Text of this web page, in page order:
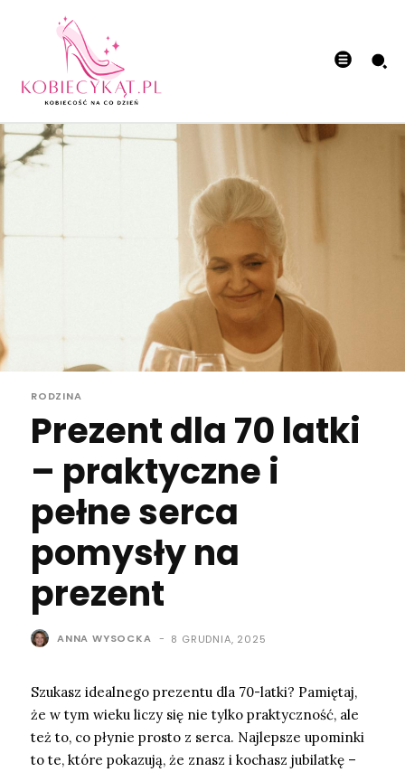
RODZINA
Prezent dla 70 latki
– praktyczne i
pełne serca
pomysły na
prezent
ANNA WYSOCKA - 8 GRUDNIA, 2025
Szukasz idealnego prezentu dla 70-latki? Pamiętaj,
że w tym wieku liczy się nie tylko praktyczność, ale
też to, co płynie prosto z serca. Najlepsze upominki
to te, które pokazują, że znasz i kochasz jubilatkę –